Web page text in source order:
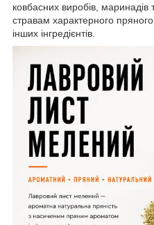
ковбасних виробів, маринадів
стравам характерного
інших інгредієнтів.